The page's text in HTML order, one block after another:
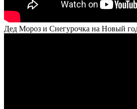
Дед Мороз и Снегурочка на Новый